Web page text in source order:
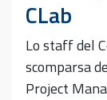
CLab
Lo staff del
scomparsa
Project